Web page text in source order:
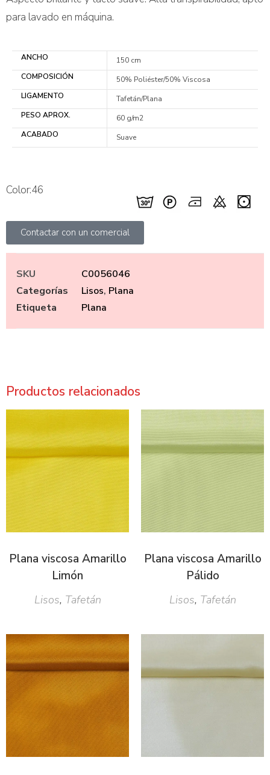
para lavado en máquina.
ANCHO
150 cm
COMPOSICIÓN
50% Poliéster/50% Viscosa
LIGAMENTO
Tafetán/Plana
PESO APROX.
60 g/m2
ACABADO
Suave
Color:46
Contactar con un comercial
SKU
C0056046
Categorías
Lisos, Plana
Etiqueta
Plana
Productos relacionados
Plana viscosa Amarillo
Limón
Lisos, Tafetán
Plana viscosa Amarillo
Pálido
Lisos, Tafetán